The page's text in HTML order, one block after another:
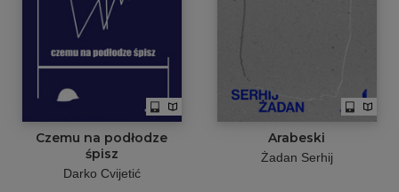
Czemu na podłodze
śpisz
Darko Cvijetić
Arabeski
Żadan Serhij